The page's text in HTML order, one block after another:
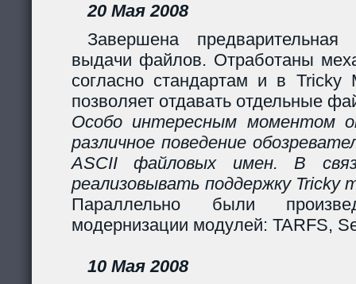
20 Мая 2008
Завершена предварительная
выдачи файлов. Отработаны
согласно стандартам и в Tricky
позволяет отдавать отдельные
Особо интересным моментом
различное поведение
ASCII файловых имен. В
реализовывать поддержку Tricky
Параллельно были
модернизации модулей: TARFS,
10 Мая 2008